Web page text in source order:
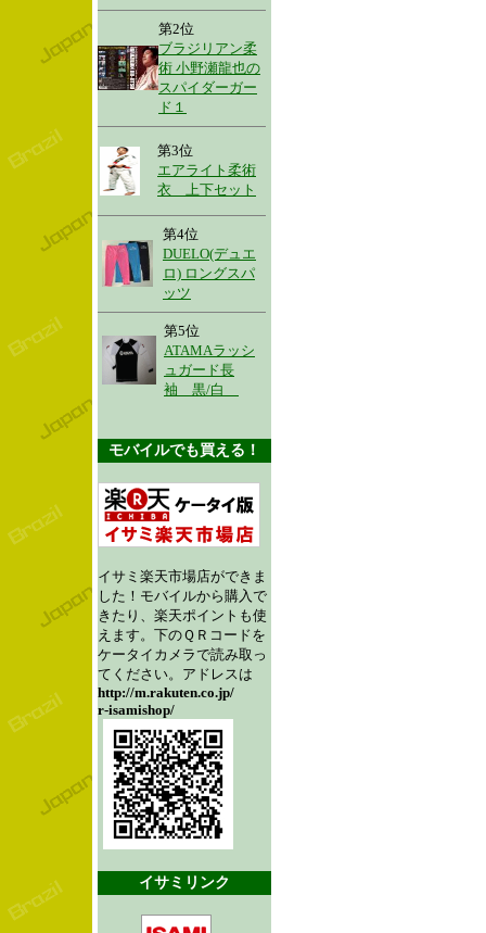
第2位
ブラジリアン柔
術 小野瀬龍也の
スパイダーガー
ド１
第3位
エアライト柔術
衣 上下セット
第4位
DUELO(デュエ
ロ) ロングスパ
ッツ
第5位
ATAMAラッシ
ュガード長
袖 黒/白
モバイルでも買える！
イサミ楽天市場店ができま
した！モバイルから購入で
きたり、楽天ポイントも使
えます。下のＱＲコードを
ケータイカメラで読み取っ
てください。アドレスは
http://m.rakuten.co.jp/
r-isamishop/
イサミリンク